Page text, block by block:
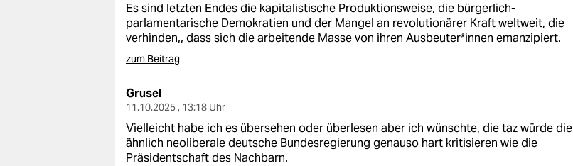
Es sind letzten Endes die kapitalistische Produktionsweise, die bürgerlich-
parlamentarische Demokratien und der Mangel an revolutionärer Kraft weltweit, die
verhinden,, dass sich die arbeitende Masse von ihren Ausbeuter*innen emanzipiert.
zum Beitrag
Grusel
11.10.2025 , 13:18 Uhr
Vielleicht habe ich es übersehen oder überlesen aber ich wünschte, die taz würde die
ähnlich neoliberale deutsche Bundesregierung genauso hart kritisieren wie die
Präsidentschaft des Nachbarn.